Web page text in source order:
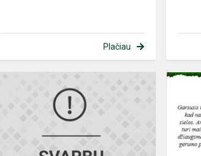
Plačiau
Priėmimas
Klaipėdos
miesto
mokyklas